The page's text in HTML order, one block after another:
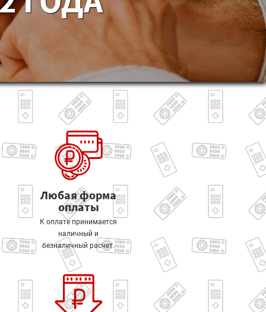
Любая форма
оплаты
К оплате принимается
наличный и
безналичный расчет.